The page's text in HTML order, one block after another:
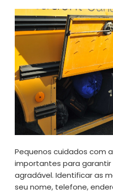
Pequenos cuidados com
importantes para
agradável. Identificar as
seu nome, telefone,